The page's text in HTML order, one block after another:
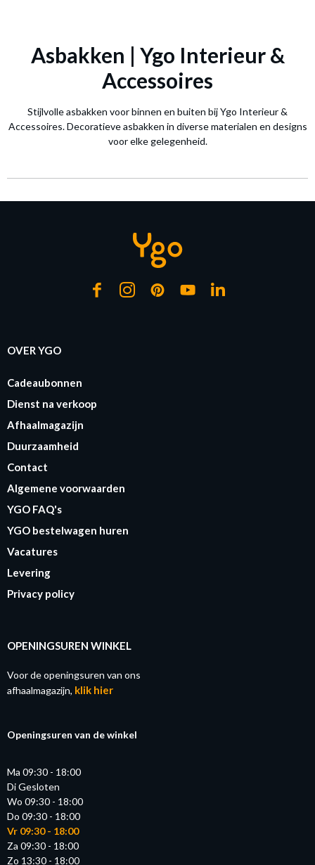
Asbakken | Ygo Interieur &
Accessoires
Stijlvolle asbakken voor binnen en buiten bij Ygo Interieur &
Accessoires. Decoratieve asbakken in diverse materialen en designs
voor elke gelegenheid.
OVER YGO
Cadeaubonnen
Dienst na verkoop
Afhaalmagazijn
Duurzaamheid
Contact
Algemene voorwaarden
YGO FAQ's
YGO bestelwagen huren
Vacatures
Levering
Privacy policy
OPENINGSUREN WINKEL
Voor de openingsuren van ons
afhaalmagazijn, klik hier
Openingsuren van de winkel
Ma 09:30 - 18:00
Di Gesloten
Wo 09:30 - 18:00
Do 09:30 - 18:00
Vr 09:30 - 18:00
Za 09:30 - 18:00
Zo 13:30 - 18:00